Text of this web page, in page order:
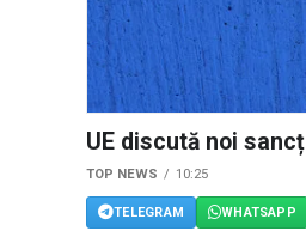
UE discută noi
TOP NEWS 10:25
TELEGRAM WHATSAPP